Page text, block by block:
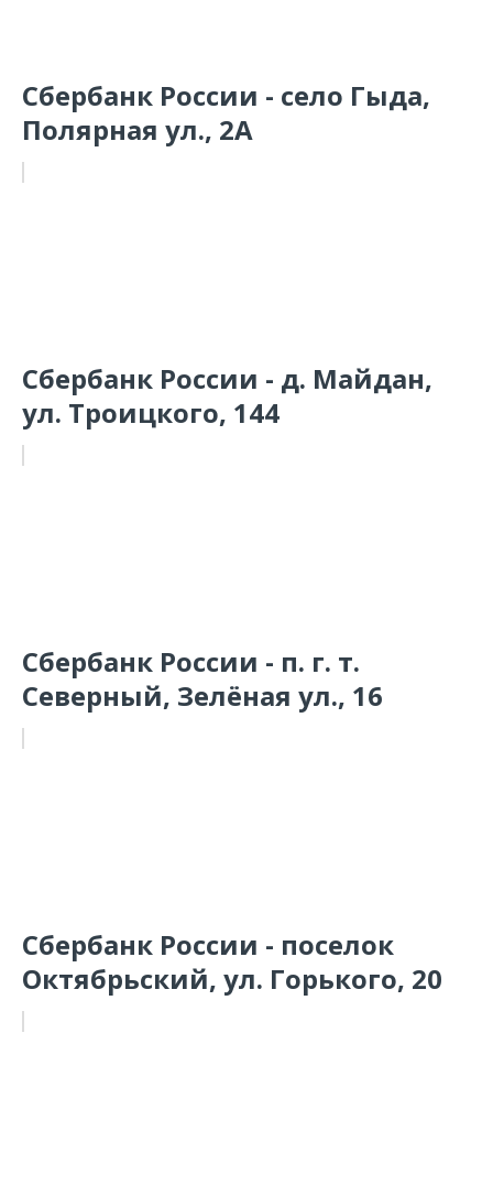
Сбербанк России - село Гыда,
Полярная ул., 2А
Сбербанк России - д. Майдан,
ул. Троицкого, 144
Сбербанк России - п. г. т.
Северный, Зелёная ул., 16
Сбербанк России - поселок
Октябрьский, ул. Горького, 20